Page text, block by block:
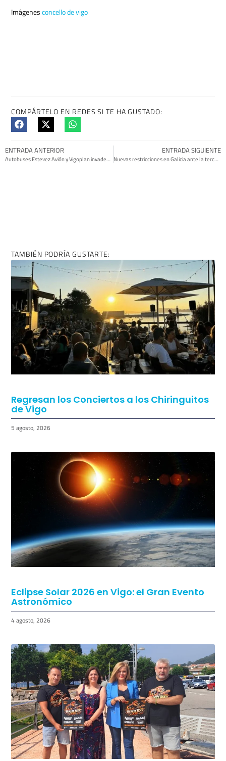
Imágenesconcello de vigo
Autobuses Estevez Avión y Vigoplan invaden la ciudad
TAMBIÉN PODRÍA GUSTARTE:
Regresan los Conciertos a los Chiringuitos
Eclipse Solar 2026 en Vigo: el Gran Evento
Astronómico
4 agosto, 2026